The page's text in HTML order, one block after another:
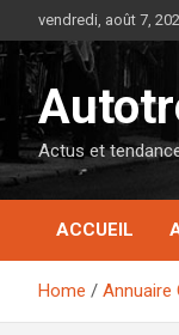
to
content
vendredi, août 7,
Actus et
ACCUEIL
Home Annuaire